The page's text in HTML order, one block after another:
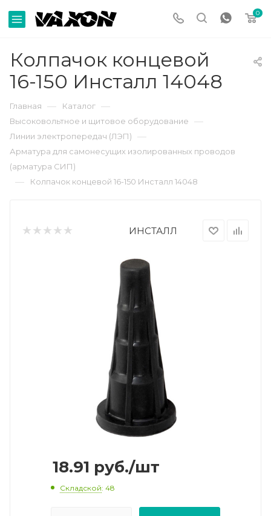
0
Колпачок концевой
16-150 Инсталл 14048
Главная — Каталог —
Высоковольтное и щитовое оборудование —
Линии электропередач (ЛЭП) —
Арматура для самонесущих изолированных проводов
(арматура СИП)
— Колпачок концевой 16-150 Инсталл 14048
ИНСТАЛЛ
18.91 руб./шт
Складской: 48